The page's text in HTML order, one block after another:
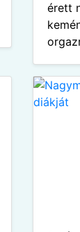
érett